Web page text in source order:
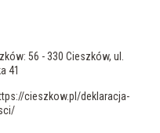
56 - 330 Cieszków, ul.
41
cieszkow.pl/deklaracja-